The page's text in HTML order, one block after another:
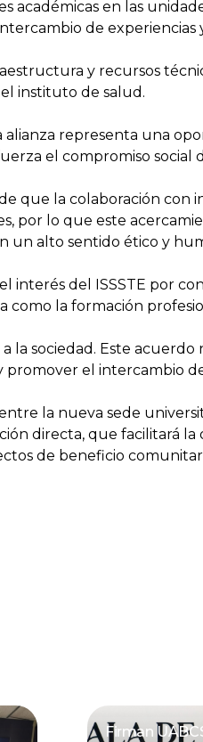
en las
de
y recursos
instituto de salud.
representa una
el compromiso social
que la colaboración con
por lo que este
un alto sentido ético y
interés del ISSSTE por
la formación
la sociedad. Este
el intercambio
la nueva sede
directa, que facilitará
de beneficio
Firman